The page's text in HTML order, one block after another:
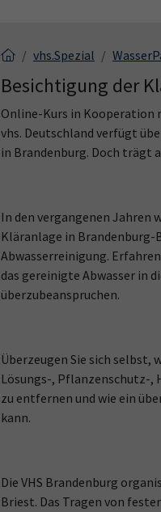
vhs.Spezial
Besichtigung der
Online-Kurs in Kooperation
vhs. Deutschland verfügt
in Brandenburg. Doch trägt
In den vergangenen Jahren
Kläranlage in Brandenburg-
Abwasserreinigung.
das gereinigte Abwasser in
überzubeanspruchen.
Überzeugen Sie sich selbst,
Lösungs-, Pflanzenschutz-,
zu entfernen und wie ein
kann.
Die VHS Brandenburg
Briest. Das Tragen von